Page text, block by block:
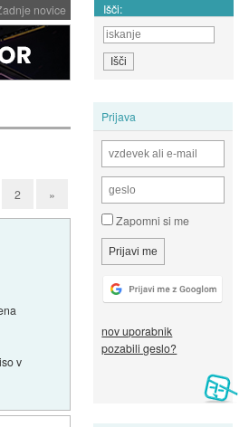
novice Išči:
Prijava
Zapomni si me
nov uporabnik
pozabili geslo?
2 »
v